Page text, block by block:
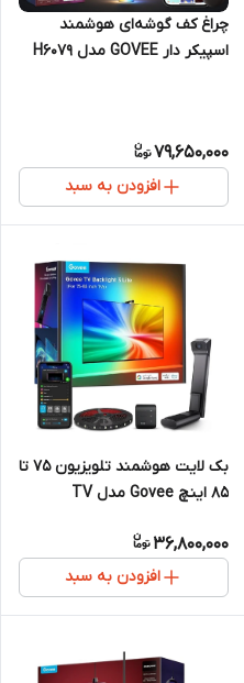
چراغ کف گوشه‌ای هوشمند
اسپیکر دار GOVEE مدل H6079
79,650,000
افزودن به سبد
بک لایت هوشمند تلویزیون 75 تا
85 اینچ Govee مدل TV
36,800,000
افزودن به سبد